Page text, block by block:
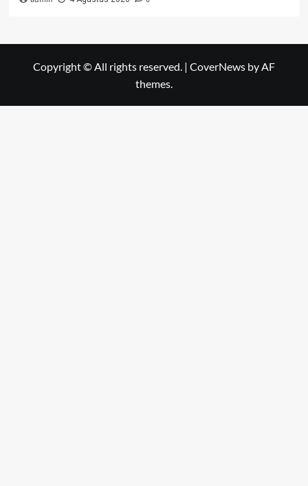
Copyright © All rights reserved. | CoverNews by AF
themes.